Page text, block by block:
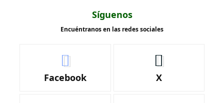
Síguenos
Encuéntranos en las redes sociales
Facebook X